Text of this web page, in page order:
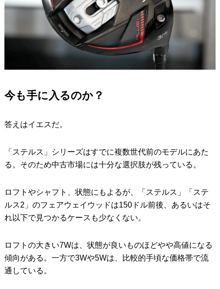
今も手に入るのか？
答えはイエスだ。
「ステルス」シリーズはすでに複数世代前のモデルにあた
る。そのため中古市場には十分な選択肢が残っている。
ロフトやシャフト、状態にもよるが、「ステルス」「ステ
ルス2」のフェアウェイウッドは150ドル前後、あるいはそ
れ以下で見つかるケースも少なくない。
ロフトの大きい7Wは、状態が良いものほどやや高値になる
傾向がある。一方で3Wや5Wは、比較的手頃な価格帯で流
通している。